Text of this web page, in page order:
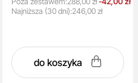
Najniższa (30 dni):246,00 zł
do koszyka